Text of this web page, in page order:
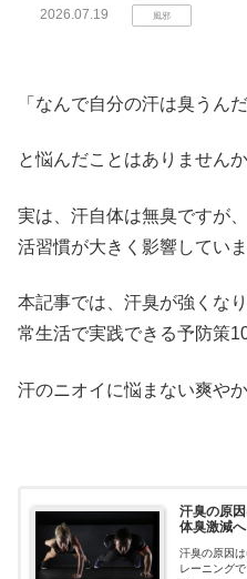
2026.07.19 風邪
「なんで自分の汗は臭うん
と悩んだことはありません
実は、汗自体は無臭ですが
活習慣が大きく影響していま
本記事では、汗臭が強くな
常生活で実践できる予防策
汗のニオイに悩まない爽や
汗臭の原
体臭激減へ
汗臭の原因
レーニング